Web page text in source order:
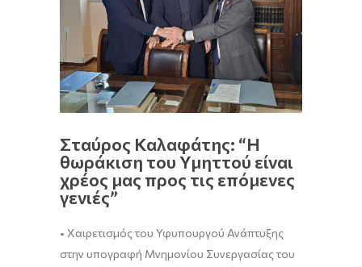
Σταύρος Καλαφάτης: “Η
θωράκιση του Υμηττού είναι
χρέος μας προς τις επόμενες
γενιές”
• Χαιρετισμός του Υφυπουργού Ανάπτυξης
στην υπογραφή Μνημονίου Συνεργασίας του